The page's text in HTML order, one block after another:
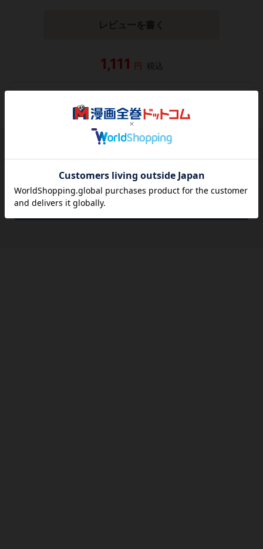
レビューを書く
1,111 円 税込
シェアする